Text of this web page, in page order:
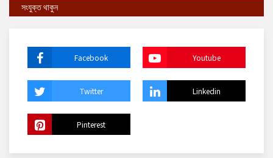
সংযুক্ত থাকুন
Facebook Youtube
Twitter Linkedin
Pinterest